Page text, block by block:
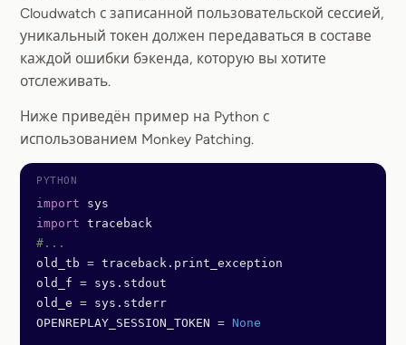
Cloudwatch с записанной пользовательской сессией,
уникальный токен должен передаваться в составе
каждой ошибки бэкенда, которую вы хотите
отслеживать.
Ниже приведён пример на Python с
использованием Monkey Patching.
import sys
import traceback
#...
old_tb = traceback.print_exception
old_f = sys.stdout
old_e = sys.stderr
OPENREPLAY_SESSION_TOKEN = None